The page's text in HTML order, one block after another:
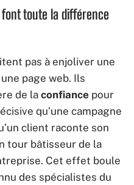
toute la différence
pas à enjoliver une
page web. Ils
de la confiance pour
qu’une campagne
client raconte son
tour bâtisseur de la
Cet effet boule
des spécialistes du